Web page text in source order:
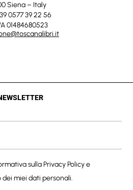
Siena – Italy
0577 39 22 56
01484680523
sullaPrivacy Policye
miei dati personali.